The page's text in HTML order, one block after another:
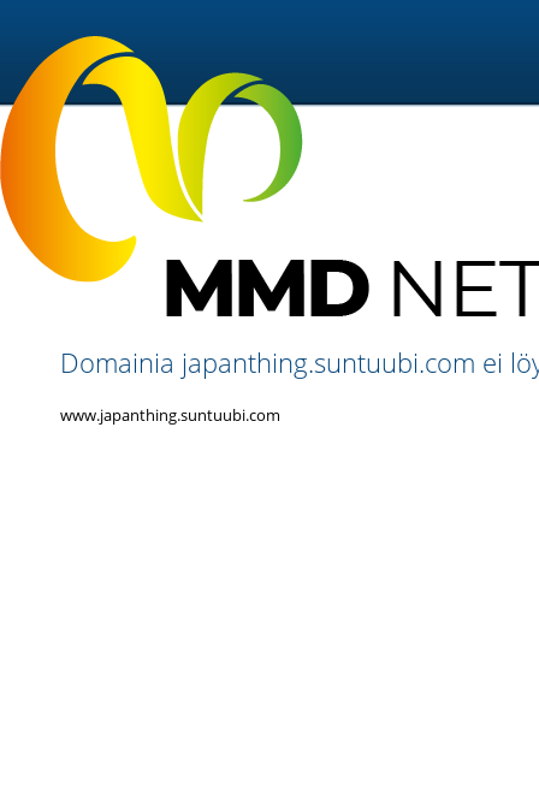
Domainia japanthing.suntuubi.com ei
www.japanthing.suntuubi.com